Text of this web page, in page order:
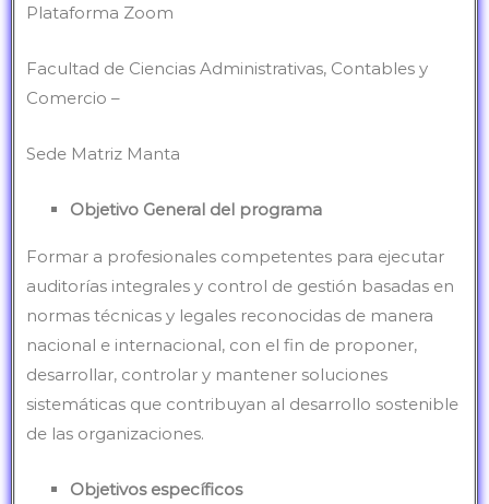
Plataforma Zoom
Facultad de Ciencias Administrativas, Contables y
Comercio –
Sede Matriz Manta
Objetivo General del programa
Formar a profesionales competentes para ejecutar
auditorías integrales y control de gestión basadas en
normas técnicas y legales reconocidas de manera
nacional e internacional, con el fin de proponer,
desarrollar, controlar y mantener soluciones
sistemáticas que contribuyan al desarrollo sostenible
de las organizaciones.
Objetivos específicos